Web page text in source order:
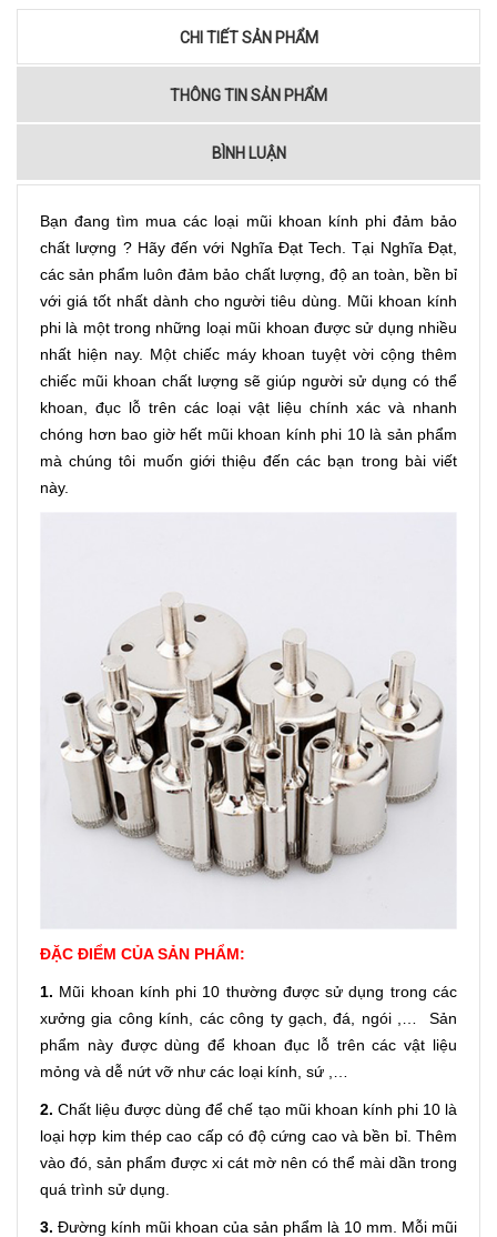
CHI TIẾT SẢN PHẨM
THÔNG TIN SẢN PHẨM
BÌNH LUẬN
Bạn đang tìm mua các loại mũi khoan kính phi đảm bảo
chất lượng ? Hãy đến với Nghĩa Đạt Tech. Tại Nghĩa Đạt,
các sản phẩm luôn đảm bảo chất lượng, độ an toàn, bền bỉ
với giá tốt nhất dành cho người tiêu dùng. Mũi khoan kính
phi là một trong những loại mũi khoan được sử dụng nhiều
nhất hiện nay. Một chiếc máy khoan tuyệt vời cộng thêm
chiếc mũi khoan chất lượng sẽ giúp người sử dụng có thể
khoan, đục lỗ trên các loại vật liệu chính xác và nhanh
chóng hơn bao giờ hết mũi khoan kính phi 10 là sản phẩm
mà chúng tôi muốn giới thiệu đến các bạn trong bài viết
này.
ĐẶC ĐIỂM CỦA SẢN PHẨM:
1. Mũi khoan kính phi 10 thường được sử dụng trong các
xưởng gia công kính, các công ty gạch, đá, ngói ,… Sản
phẩm này được dùng để khoan đục lỗ trên các vật liệu
mỏng và dễ nứt vỡ như các loại kính, sứ ,…
2.Chất liệu được dùng để chế tạo mũi khoan kính phi 10 là
loại hợp kim thép cao cấp có độ cứng cao và bền bỉ. Thêm
vào đó, sản phẩm được xi cát mờ nên có thể mài dần trong
quá trình sử dụng.
3. Đường kính mũi khoan của sản phẩm là 10 mm. Mỗi mũi